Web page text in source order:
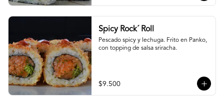
Spicy Rock´ Roll
Pescado spicy y lechuga. Frito en Panko,
con topping de salsa sriracha.
$9.500